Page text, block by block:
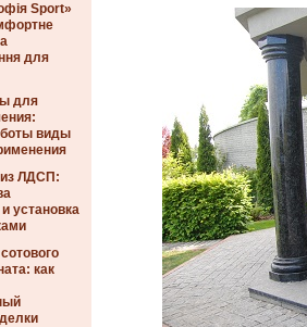
Sport»
для
для
виды
из ЛДСП:
установка
как